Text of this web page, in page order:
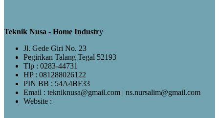
Teknik Nusa - Home Industry
Jl. Gede Giri No. 23
Pegirikan Talang Tegal 52193
Tlp : 0283-44731
HP : 081288026122
PIN BB : 54A4BF33
Email : tekniknusa@gmail.com | ns.nursalim@gmail.com
Website :